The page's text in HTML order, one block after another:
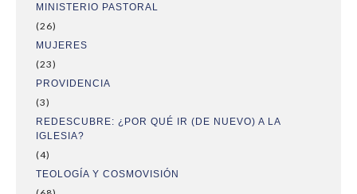
MINISTERIO PASTORAL
(26)
MUJERES
(23)
PROVIDENCIA
(3)
REDESCUBRE: ¿POR QUÉ IR (DE NUEVO) A LA
IGLESIA?
(4)
TEOLOGÍA Y COSMOVISIÓN